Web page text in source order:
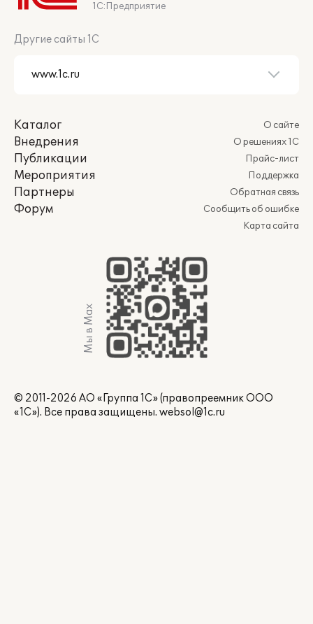
1С:Предприятие
Другие сайты 1С
Каталог
Внедрения
Публикации
Мероприятия
Партнеры
Форум
О сайте
О решениях 1С
Прайс-лист
Поддержка
Обратная связь
Сообщить об ошибке
Карта сайта
Мы в Max
© 2011-2026 АО «Группа 1С» (правопреемник ООО
«1С»). Все права защищены. websol@1c.ru